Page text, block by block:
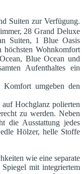
Suiten zur Verfügung.
28 Grand Deluxe
Suiten, 1 Blue Oasis
Wohnkomfort
Blue Ocean und
Aufenthaltes ein
Komfort umgeben den
Hochglanz polierten
zu werden. Neben
die Ausstattung jedes
Hölzer, helle Stoffe
wie eine separate
mit integriertem